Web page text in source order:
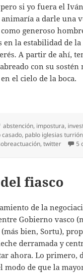
si yo fuera el
animaría a darle una
generoso
en la estabilidad de
A partir de ahí,
con su sostén
el cielo de la boca.
Etiquetas
abstención, impostura,
casado, pablo iglesias turrión
,twitter 5
fiasco
de la
Gobierno vasco
bien, Sortu),
derramada y
ahora. Lo primero,
modo de que la